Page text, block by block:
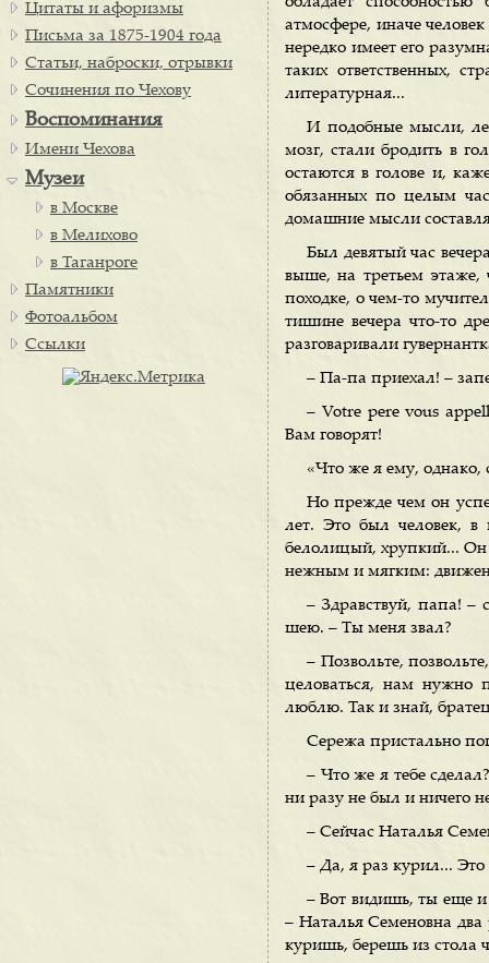
атмосфере, иначе
нередко имеет его
таких ответственных,
литературная...
И подобные мысли,
мозг, стали бродить в
остаются в голове и,
обязанных по целым
домашние мысли
Был девятый час
выше, на третьем этаже,
походке, о чем-то
тишине вечера что-то
разговаривали
– Па-па приехал! –
– Votre pere vous
Вам говорят!
«Что же я ему, однако,
Но прежде чем он
лет. Это был человек,
белолицый, хрупкий... Он
нежным и мягким:
– Здравствуй, папа! –
шею. – Ты меня звал?
– Позвольте,
целоваться, нам нужно
люблю. Так и знай,
Сережа пристально
– Что же я тебе
ни разу не был и ничего
– Сейчас Наталья
– Да, я раз курил... Это
– Вот видишь, ты еще
– Наталья Семеновна два
куришь, берешь из стола
Цитаты и афоризмы
Письма за 1875-1904 года
Статьи, наброски, отрывки
Сочинения по Чехову
Воспоминания
Имени Чехова
Музеи
в Москве
в Мелихово
в Таганроге
Памятники
Фотоальбом
Ссылки